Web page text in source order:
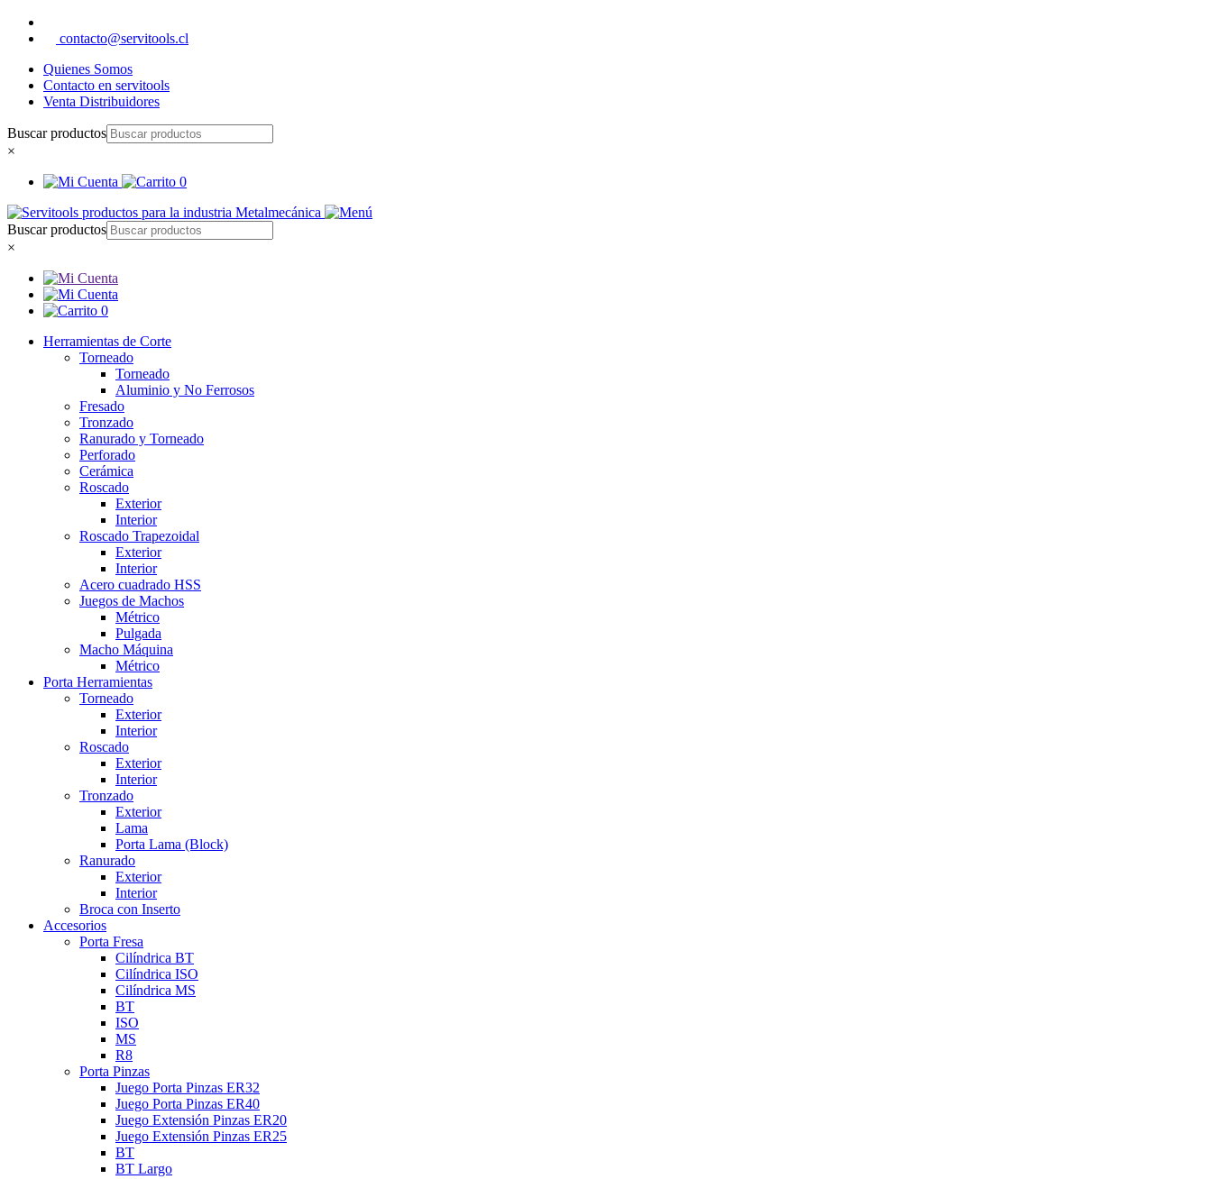
contacto@servitools.cl
Quienes Somos
Contacto en servitools
Venta Distribuidores
Buscar productos
×
0
Buscar productos
×
0
Herramientas de Corte
Torneado
Torneado
Aluminio y No Ferrosos
Fresado
Tronzado
Ranurado y Torneado
Perforado
Cerámica
Roscado
Exterior
Interior
Roscado Trapezoidal
Exterior
Interior
Acero cuadrado HSS
Juegos de Machos
Métrico
Pulgada
Macho Máquina
Métrico
Porta Herramientas
Torneado
Exterior
Interior
Roscado
Exterior
Interior
Tronzado
Exterior
Lama
Porta Lama (Block)
Ranurado
Exterior
Interior
Broca con Inserto
Accesorios
Porta Fresa
Cilíndrica BT
Cilíndrica ISO
Cilíndrica MS
BT
ISO
MS
R8
Porta Pinzas
Juego Porta Pinzas ER32
Juego Porta Pinzas ER40
Juego Extensión Pinzas ER20
Juego Extensión Pinzas ER25
BT
BT Largo